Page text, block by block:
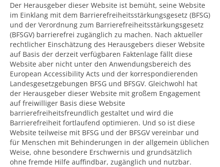
Der Herausgeber dieser Website ist bemüht, seine Website
im Einklang mit dem Barrierefreiheitsstärkungsgesetz (BFSG)
und der Verordnung zum Barrierefreiheitsstärkungsgesetz
(BFSGV) barrierefrei zugänglich zu machen. Nach aktueller
rechtlicher Einschätzung des Herausgebers dieser Website
auf Basis der derzeit verfügbaren Faktenlage fällt diese
Website aber nicht unter den Anwendungsbereich des
European Accessibility Acts und der korrespondierenden
Landesgesetzgebungen BFSG und BFSGV. Gleichwohl hat
der Herausgeber dieser Website mit großem Engagement
auf freiwilliger Basis diese Website
barrierefreiheitsfreundlich gestaltet und wird die
Barrierefreiheit fortlaufend optimieren. Und so ist diese
Website teilweise mit BFSG und der BFSGV vereinbar und
für Menschen mit Behinderungen in der allgemein üblichen
Weise, ohne besondere Erschwernis und grundsätzlich
ohne fremde Hilfe auffindbar, zugänglich und nutzbar.